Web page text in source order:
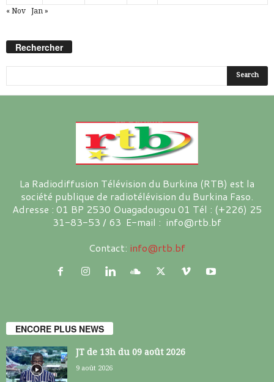
« Nov Jan »
Rechercher
La Radiodiffusion Télévision du Burkina (RTB) est la
société publique de radiotélévision du Burkina Faso.
Adresse : 01 BP 2530 Ouagadougou 01 Tél : (+226) 25
31-83-53 / 63 E-mail : info@rtb.bf
Contact: info@rtb.bf
ENCORE PLUS NEWS
JT de 13h du 09 août 2026
9 août 2026